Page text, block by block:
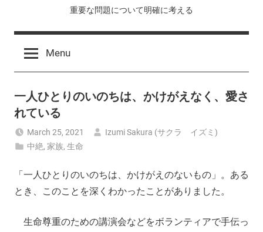
重要な問題について明確に考える
Menu
一人ひとりのいのちは、かけがえなく、愛さ
れている
March 25, 2021
Izumi Sakura (サクラ イズミ)
中絶,家族,生命
「一人ひとりのいのちは、かけがえのないもの」。ある
とき、このことを深くわかったことがありました。
生命尊重のための講演会などをボランティアで手伝っ